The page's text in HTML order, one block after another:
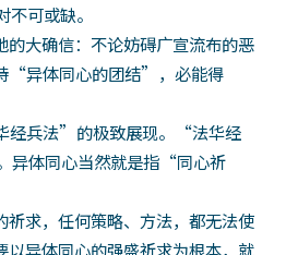
可或缺。
大确信：不论妨碍广宣流布的恶
“异体同心的团结”，必能得
兵法”的极致展现。“法华经
体同心当然就是指“同心祈
求，任何策略、方法，都无法使
以异体同心的强盛祈求为根本，就